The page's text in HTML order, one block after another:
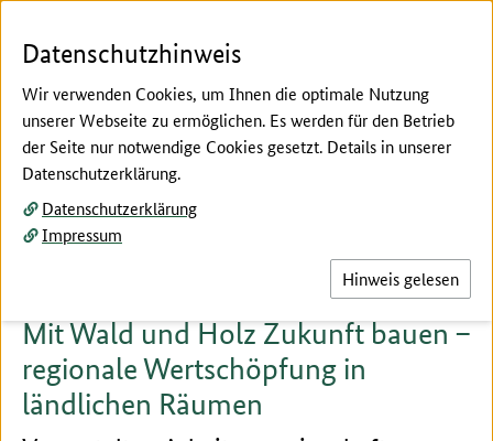
Hier beginnt der Hauptinhalt dieser Seite
Fachforum 21
Fachforen Block C
Mit Wald und Holz Zukunft bauen –
regionale Wertschöpfung in
ländlichen Räumen
Datenschutzhinweis
Wir verwenden Cookies, um Ihnen die optimale Nutzung
unserer Webseite zu ermöglichen. Es werden für den Betrieb
der Seite nur notwendige Cookies gesetzt. Details in unserer
Datenschutzerklärung.
Datenschutzerklärung
Impressum
Hinweis gelesen